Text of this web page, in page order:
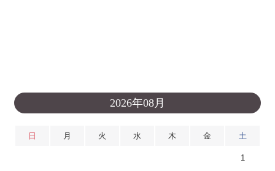
2026年08月
日 月 火 水 木 金 土
1